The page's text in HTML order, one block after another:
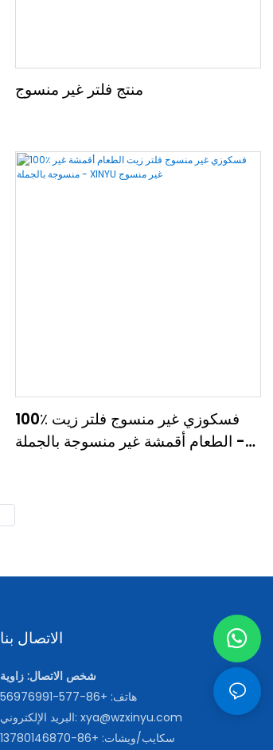
منتج فلتر غير منسوج
100٪ فسكوزي غير منسوج فلتر زيت
الطعام أقمشة غير منسوجة بالجملة -
الاتصال بنا
شخص الاتصال: زاوية
هاتف: +86-577-56976991
البريد الإلكتروني: xya@wzxinyu.com
سكايب/ويشات: +86-13780146870